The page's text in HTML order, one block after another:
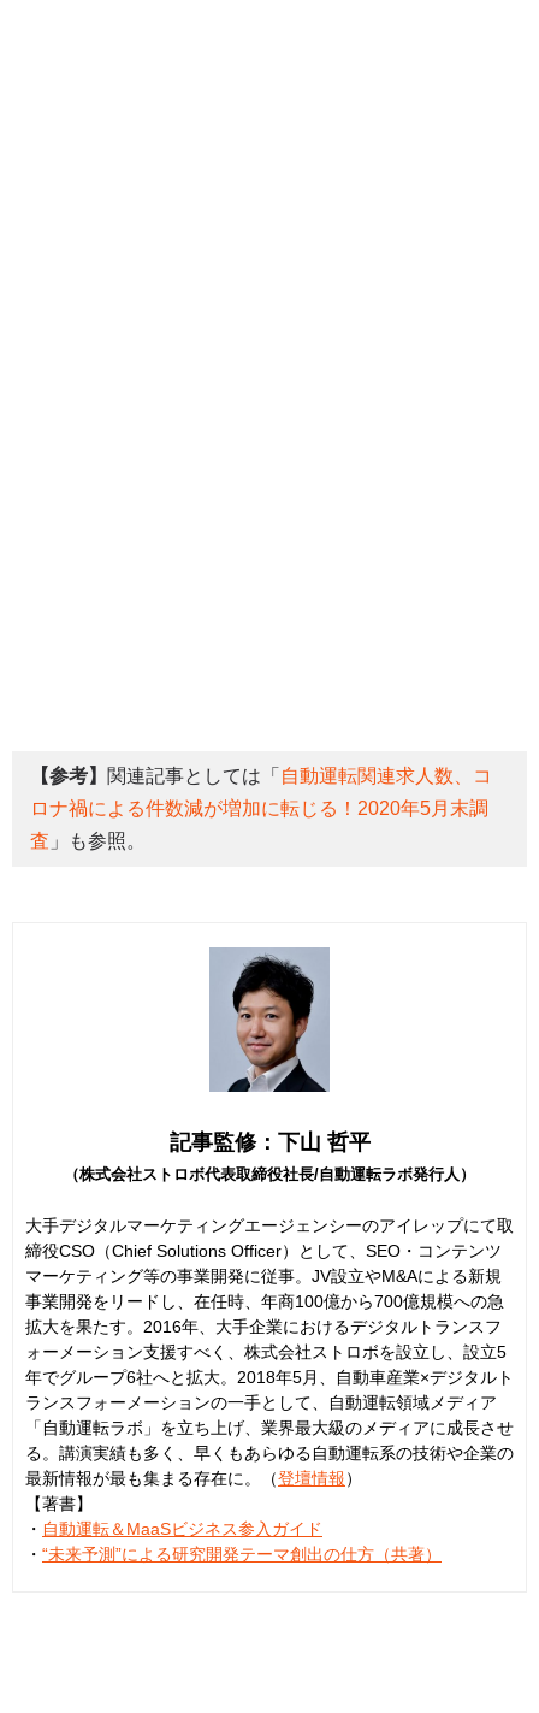
【参考】 関連記事としては「 自動運転関連求人数、コ
ロナ禍による件数減が増加に転じる！2020年5月末調
査 」も参照。
記事監修：下山 哲平
（株式会社ストロボ代表取締役社長/自動運転ラボ発行人）
大手デジタルマーケティングエージェンシーのアイレップにて取
締役CSO（Chief Solutions Officer）として、SEO・コンテンツ
マーケティング等の事業開発に従事。JV設立やM&Aによる新規
事業開発をリードし、在任時、年商100億から700億規模への急
拡大を果たす。2016年、大手企業におけるデジタルトランスフ
ォーメーション支援すべく、株式会社ストロボを設立し、設立5
年でグループ6社へと拡大。2018年5月、自動車産業×デジタルト
ランスフォーメーションの一手として、自動運転領域メディア
「自動運転ラボ」を立ち上げ、業界最大級のメディアに成長させ
る。講演実績も多く、早くもあらゆる自動運転系の技術や企業の
最新情報が最も集まる存在に。（登壇情報）
【著書】
・ 自動運転＆MaaSビジネス参入ガイド
・ “未来予測”による研究開発テーマ創出の仕方（共著）